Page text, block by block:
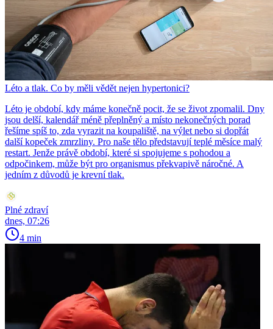
Léto a tlak. Co by měli vědět nejen hypertonici?
Léto je období, kdy máme konečně pocit, že se život zpomalil. Dny
jsou delší, kalendář méně přeplněný a místo nekonečných porad
řešíme spíš to, zda vyrazit na koupaliště, na výlet nebo si dopřát
další kopeček zmrzliny. Pro naše tělo představují teplé měsíce malý
restart. Jenže právě období, které si spojujeme s pohodou a
odpočinkem, může být pro organismus překvapivě náročné. A
jedním z důvodů je krevní tlak.
Plné zdraví
dnes, 07:26
4 min